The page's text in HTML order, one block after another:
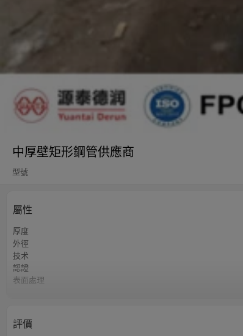
中厚壁矩形鋼管供應商
型號
屬性
厚度
外徑
技术
認證
表面處理
等級
最小起訂量
評價